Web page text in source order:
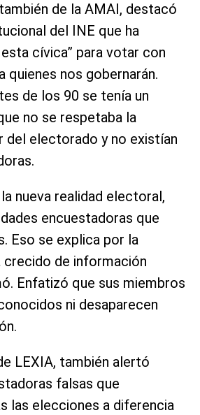
de la AMAI, destacó
del INE que ha
cívica” para votar con
quienes nos gobernarán.
de los 90 se tenía un
no se respetaba la
del electorado y no existían
nueva realidad electoral,
encuestadoras que
Eso se explica por la
crecido de información
Enfatizó que sus miembros
ni desaparecen
LEXIA, también alertó
falsas que
las elecciones a diferencia